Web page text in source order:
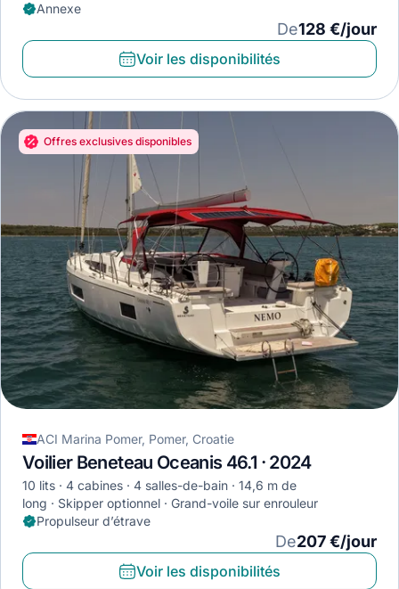
Annexe
De128 €/jour
Voir les disponibilités
Offres exclusives disponibles
ACI Marina Pomer, Pomer, Croatie
Voilier Beneteau Oceanis 46.1 · 2024
10 lits 4 cabines 4 salles-de-bain
14,6 m de
long
Skipper optionnel
Grand-voile sur enrouleur
Propulseur d’étrave
De207 €/jour
Voir les disponibilités